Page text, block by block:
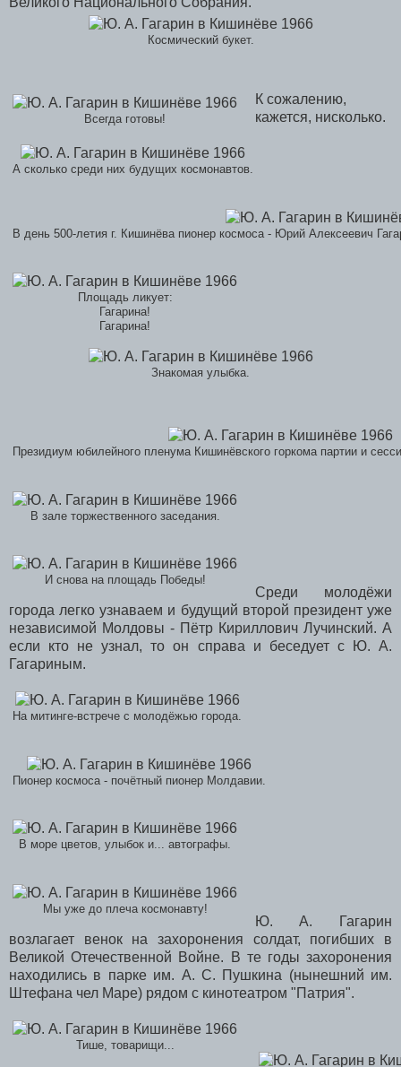
Космический букет.
Всегда готовы!
К сожалению,
кажется, нисколько.
А сколько среди них будущих космонавтов.
В день 500-летия г. Кишинёва пионер космоса - Юрий Алексеевич
Площадь ликует:
Гагарина!
Гагарина!
Знакомая улыбка.
Президиум юбилейного пленума Кишинёвского горкома партии и
В зале торжественного заседания.
И снова на площадь Победы!
Среди молодёжи
города легко узнаваем и будущий второй президент уже
независимой Молдовы - Пётр Кириллович Лучинский. А
если кто не узнал, то он справа и беседует с Ю. А.
Гагариным.
На митинге-встрече с молодёжью города.
Пионер космоса - почётный пионер Молдавии.
В море цветов, улыбок и... автографы.
Мы уже до плеча космонавту!
Ю. А. Гагарин
возлагает венок на захоронения солдат, погибших в
Великой Отечественной Войне. В те годы захоронения
находились в парке им. А. С. Пушкина (нынешний им.
Штефана чел Маре) рядом с кинотеатром "Патрия".
Тише, товарищи...